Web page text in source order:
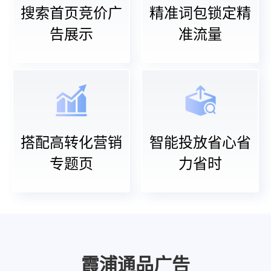
搜索首页竞价广
告展示
精准词包锁定精
准流量
搭配高转化营销
专题页
智能投放省心省
力省时
霞浦通品广告